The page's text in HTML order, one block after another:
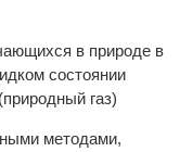
в природе в
состоянии
газ)
методами,